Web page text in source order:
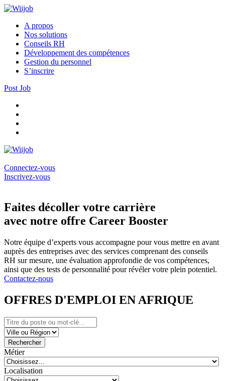
A propos
Nos solutions
Conseils RH
Développement des compétences
Gestion du personnel
S’inscrire
Post Job
Connectez-vous
Inscrivez-vous
Faites décoller votre carrière
avec notre offre Career Booster
Notre équipe d’experts vous accompagne pour vous mettre en avant
auprès des entreprises avec des services comprenant des conseils
RH sur mesure, une évaluation approfondie de vos compétences,
ainsi que des tests de personnalité pour révéler votre plein potentiel.
Contactez-nous
OFFRES D'EMPLOI EN AFRIQUE
Rechercher
Métier
Localisation